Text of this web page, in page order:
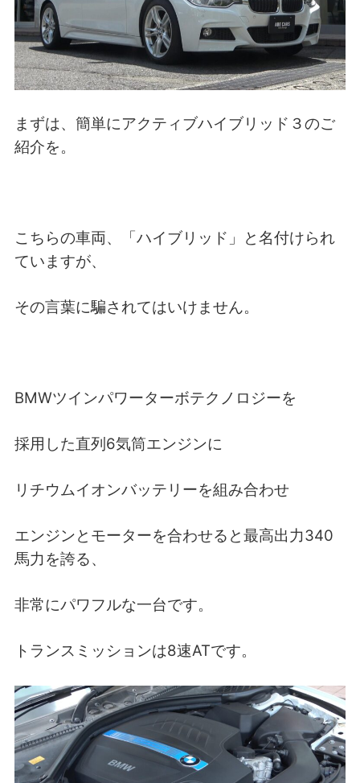
まずは、簡単にアクティブハイブリッド３のご
紹介を。
こちらの車両、「ハイブリッド」と名付けられ
ていますが、
その言葉に騙されてはいけません。
BMWツインパワーターボテクノロジーを
採用した直列6気筒エンジンに
リチウムイオンバッテリーを組み合わせ
エンジンとモーターを合わせると最高出力340
馬力を誇る、
非常にパワフルな一台です。
トランスミッションは8速ATです。